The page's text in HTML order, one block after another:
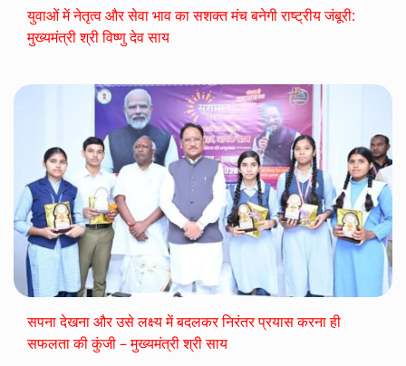
युवाओं में नेतृत्व और सेवा भाव का सशक्त मंच बनेगी राष्ट्रीय जंबूरी:
मुख्यमंत्री श्री विष्णु देव साय
सपना देखना और उसे लक्ष्य में बदलकर निरंतर प्रयास करना ही
सफलता की कुंजी – मुख्यमंत्री श्री साय